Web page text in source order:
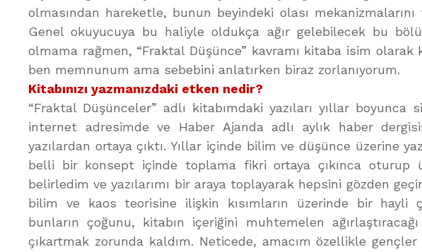
olmasından hareketle, bunun beyindeki olası mekanizmalarını
Genel okuyucuya bu haliyle oldukça ağır gelebilecek bu
olmama rağmen, “Fraktal Düşünce” kavramı kitaba isim olarak
ben memnunum ama sebebini anlatırken biraz zorlanıyorum.
Kitabınızı yazmanızdaki etken nedir?
“Fraktal Düşünceler” adlı kitabımdaki yazıları yıllar boyunca
internet adresimde ve Haber Ajanda adlı aylık haber
yazılardan ortaya çıktı. Yıllar içinde bilim ve düşünce üzerine
belli bir konsept içinde toplama fikri ortaya çıkınca oturup
belirledim ve yazılarımı bir araya toplayarak hepsini gözden
bilim ve kaos teorisine ilişkin kısımların üzerinde bir hayli
bunların çoğunu, kitabın içeriğini muhtemelen
çıkartmak zorunda kaldım. Neticede, amacım özellikle